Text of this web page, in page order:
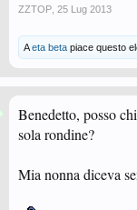
ZZTOP 25 Lug 2013
Aeta beta piace questo
Benedetto, posso
sola rondine?
Mia nonna diceva